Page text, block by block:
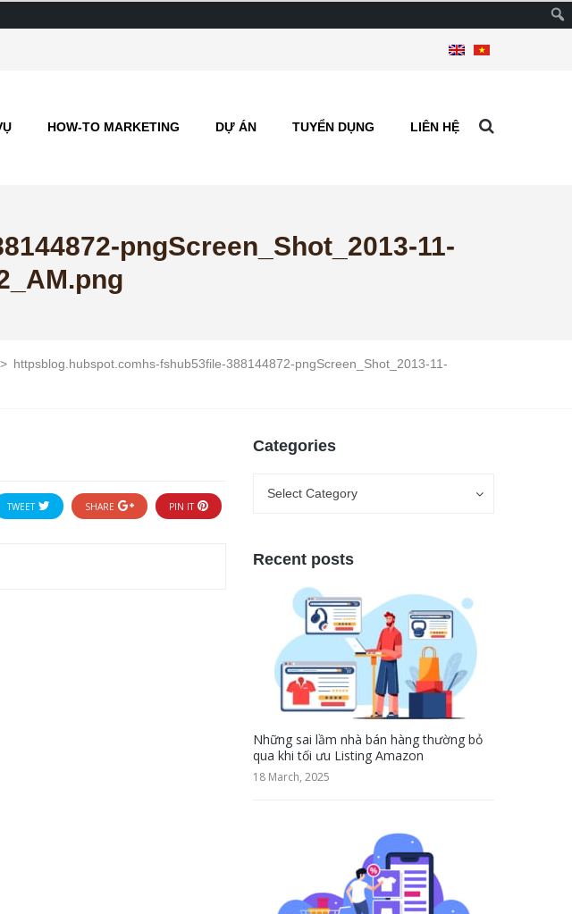
HOW-TO MARKETING DỰ ÁN TUYỂN DỤNG LIÊN HỆ
pngScreen_Shot_2013-11-
> httpsblog.hubspot.comhs-fshub53file-388144872-pngScreen_Shot_2013-11-
TWEET SHARE PIN IT
Categories
Select Category
Recent posts
Những sai lầm nhà bán hàng thường bỏ
qua khi tối ưu Listing Amazon
18 March, 2025